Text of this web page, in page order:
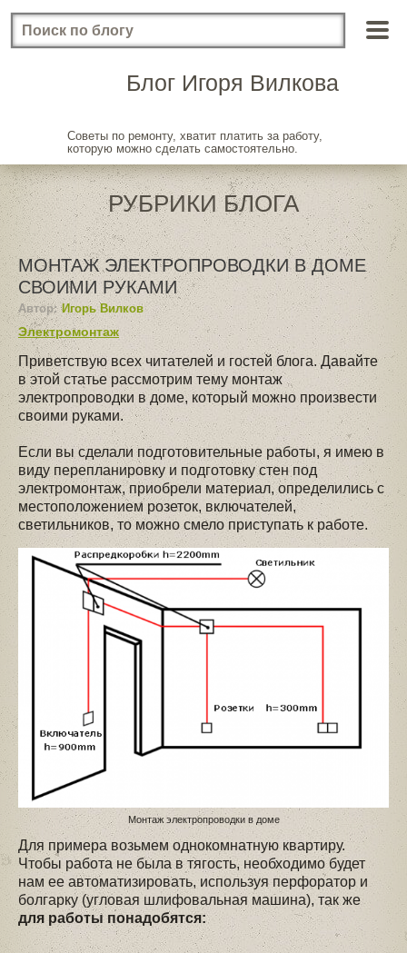
Блог Игоря Вилкова
Советы по ремонту, хватит платить за работу,
которую можно сделать самостоятельно.
РУБРИКИ БЛОГА
МОНТАЖ ЭЛЕКТРОПРОВОДКИ В ДОМЕ
СВОИМИ РУКАМИ
Автор: Игорь Вилков
Электромонтаж
Приветствую всех читателей и гостей блога. Давайте
в этой статье рассмотрим тему монтаж
электропроводки в доме, который можно произвести
своими руками.
Если вы сделали подготовительные работы, я имею в
виду перепланировку и подготовку стен под
электромонтаж, приобрели материал, определились с
местоположением розеток, включателей,
светильников, то можно смело приступать к работе.
Монтаж электропроводки в доме
Для примера возьмем однокомнатную квартиру.
Чтобы работа не была в тягость, необходимо будет
нам ее автоматизировать, используя перфоратор и
болгарку (угловая шлифовальная машина), так же
для работы понадобятся: